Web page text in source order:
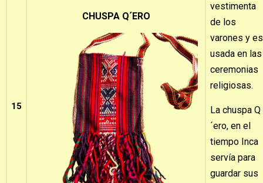
15
CHUSPA Q´ERO
vestimenta
de los
varones y es
usada en las
ceremonias
religiosas.
La chuspa Q
´ero, en el
tiempo Inca
servía para
guardar sus